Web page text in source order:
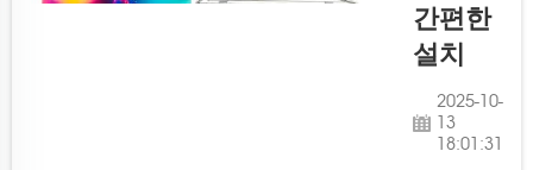
시스템은
공구 없이
도 조립이
쉬운 시스
템으로,
더 많은
간편한
설치
2025-10-
13
18:01:31